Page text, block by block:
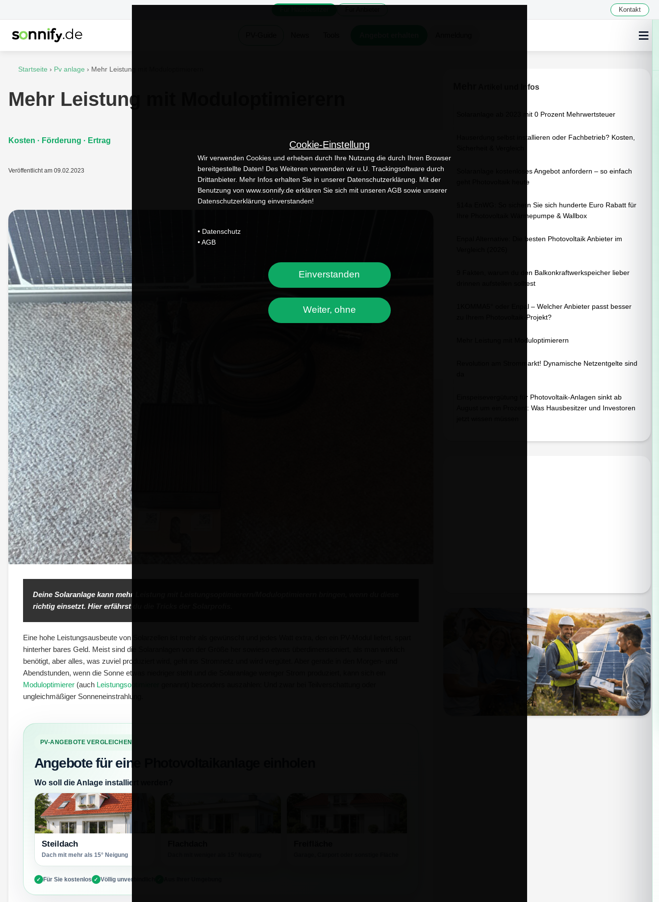
Kontakt
≡
Cookie-Einstellung
Wir verwenden Cookies und erheben durch Ihre Nutzung die durch Ihren Browser
bereitgestellte Daten! Des Weiteren verwenden wir u.U. Trackingsoftware durch
Drittanbieter. Mehr Infos erhalten Sie in unserer Datenschutzerklärung. Mit der
Benutzung von www.sonnify.de erklären Sie sich mit unseren AGB sowie unserer
Datenschutzerklärung einverstanden!
• Datenschutz
•AGB
Einverstanden
Weiter, ohne
Startseite › Pv anlage › Mehr Leistung mit Moduloptimierern
Mehr Leistung mit Moduloptimierern
Kosten · Förderung · Ertrag
Veröffentlicht am 09.02.2023
Deine Solaranlage kann mehr Leistung mit Leistungsoptimierern/Moduloptimierern bringen, wenn du diese
richtig einsetzt. Hier erfährst du die Tricks der Solarprofis.
Eine hohe Leistungsausbeute von Solarzellen ist mehr als gewünscht und jedes Watt extra, den ein PV-Modul liefert, spart
hinterher bares Geld. Meist sind die Solaranlagen von der Größe her sowieso etwas überdimensioniert, als man wirklich
benötigt, aber alles, was zuviel produziert wird, geht ins Stromnetz und wird vergütet. Aber gerade in den Morgen- und
Abendstunden, wenn die Sonne etwas niedriger steht und die Solaranlage weniger Strom produziert, kann sich ein
Moduloptimierer(auch Leistungsoptimierer
ungleichmäßiger Sonneneinstrahlung.
PV-ANGEBOTE VERGLEICHEN
Angebote für eine Photovoltaikanlage einholen
Wo soll die Anlage installiert werden?
Steildach
Dach mit mehr als 15° Neigung
Für Sie kostenlos Völlig unverbindlich
Artikel und Infos
Solaranlage ab 2023 mit 0 Prozent Mehrwertsteuer
Hauserdung selbst installieren oder Fachbetrieb? Kosten,
Solaranlage kostenloses Angebot anfordern – so einfach
geht Photovoltaik heute
§14a EnWG: So sichern Sie sich hunderte Euro Rabatt für
Ihre Photovoltaik Wärmepumpe & Wallbox
Enpal Alternative: Die besten Photovoltaik Anbieter im
9 Fakten, warum du den Balkonkraftwerkspeicher lieber
drinnen aufstellen solltest
1KOMMA5° oder Enpal – Welcher Anbieter passt besser
zu Ihrem Photovoltaik-Projekt?
Mehr Leistung mit Moduloptimierern
Revolution am Strommarkt! Dynamische Netzentgelte sind
Einspeisevergütung für Photovoltaik-Anlagen sinkt ab
August um ein Prozent: Was Hausbesitzer und Investoren